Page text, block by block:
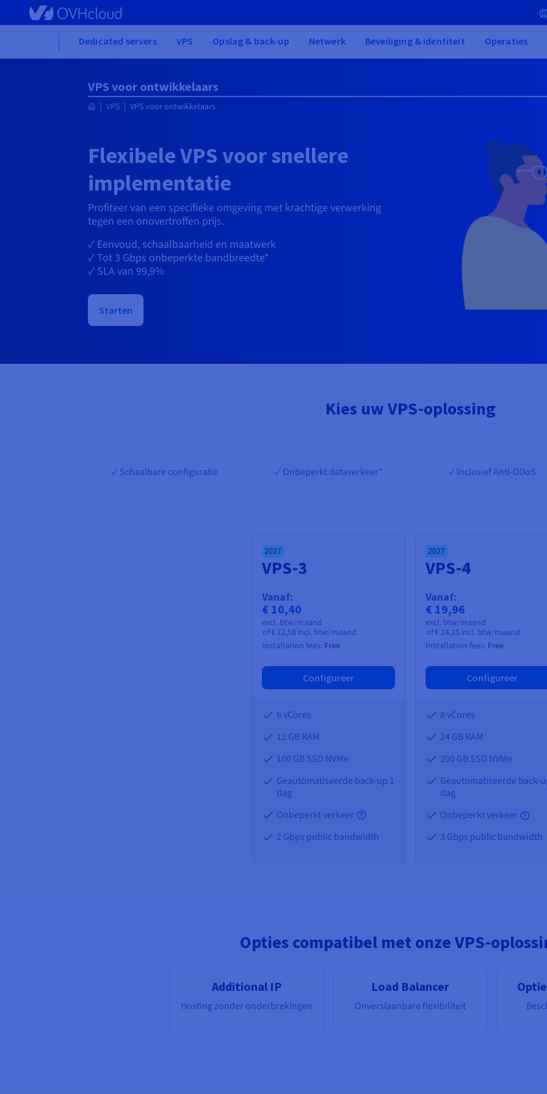
Skip to main content
Dedicated servers VPS Opslag & back-up Netwerk Beveiliging & identiteit Operaties
VPS voor ontwikkelaars
VPS VPS voor ontwikkelaars
Flexibele VPS voor snellere
implementatie
Profiteer van een specifieke omgeving met krachtige verwerking
tegen een onovertroffen prijs.
✓ Eenvoud, schaalbaarheid en maatwerk
✓ Tot 3 Gbps onbeperkte bandbreedte*
✓ SLA van 99,9%
Starten
Kies uw VPS-oplossing
✓ Schaalbare configuratie ✓ Onbeperkt dataverkeer* ✓ Inclusief Anti-DDoS
2027
VPS-3
Vanaf:
€ 10,40
excl. btw/maand
of€ 12,58 incl. btw/maand
Installation fees: Free
Configureer
6 vCores
12 GBRAM
100 GB SSD NVMe
Geautomatiseerde back-up 1
dag
Onbeperkt verkeer
2 Gbps public bandwidth
2027
VPS-4
Vanaf:
€ 19,96
excl. btw/maand
of€ 24,15 incl. btw/maand
Installation fees: Free
Configureer
8 vCores
24 GBRAM
200 GB SSD NVMe
Geautomatiseerde back-
dag
Onbeperkt verkeer
3 Gbps public bandwidth
Opties compatibel met onze VPS-
Additional IP
Hosting zonder onderbrekingen
Load Balancer
Onverslaanbare flexibiliteit